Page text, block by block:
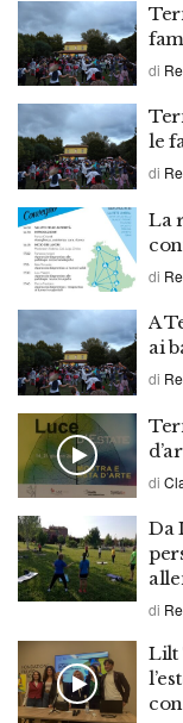
di
le
di
La
di
A
ai
di
di
Da
di
Lilt